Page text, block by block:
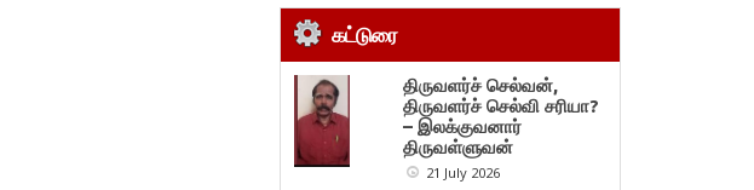
கட்டுரை
திருவளர்ச் செல்வன்,
திருவளர்ச் செல்வி சரியா?
– இலக்குவனார்
திருவள்ளுவன்
21 July 2026